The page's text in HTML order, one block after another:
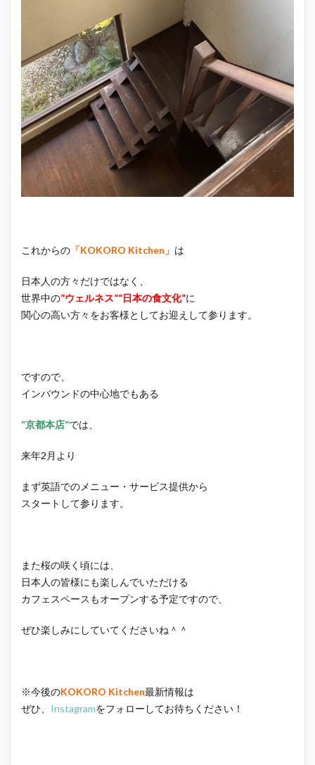
これからの 「KOKORO Kitchen」 は
日本人の方々だけではなく、
世界中の”ウェルネス””日本の食文化”に
関心の高い方々をお客様としてお迎えして参ります。
ですので、
インバウンドの中心地でもある
“京都本店”では、
来年2月より
まず英語でのメニュー・サービス提供から
スタートして参ります。
また桜の咲く頃には、
日本人の皆様にも楽しんでいただける
カフェスペースもオープンする予定ですので、
ぜひ楽しみにしていてくださいね＾＾
※今後のKOKORO Kitchen最新情報は
ぜひ、 Instagramをフォローしてお待ちください！